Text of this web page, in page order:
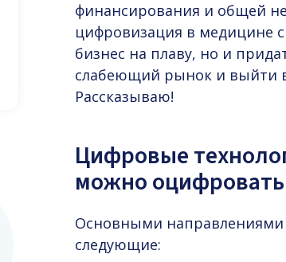
финансирования и общей
цифровизация в медицине
бизнес на плаву, но и
слабеющий рынок и выйти
Рассказываю!
Цифровые
можно оцифровать
Основными
следующие: